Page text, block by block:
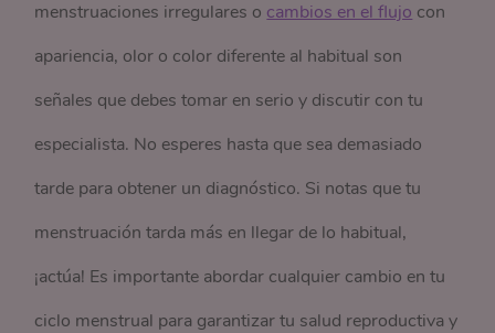
menstruaciones irregulares o cambios en el flujo con
apariencia, olor o color diferente al habitual son
señales que debes tomar en serio y discutir con tu
especialista. No esperes hasta que sea demasiado
tarde para obtener un diagnóstico. Si notas que tu
menstruación tarda más en llegar de lo habitual,
¡actúa! Es importante abordar cualquier cambio en tu
ciclo menstrual para garantizar tu salud reproductiva y